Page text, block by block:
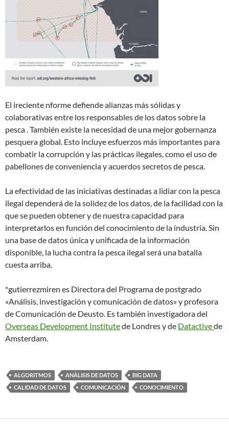
El ireciente nforme defiende alianzas más sólidas y
colaborativas entre los responsables de los datos sobre la
pesca . También existe la necesidad de una mejor gobernanza
pesquera global. Esto incluye esfuerzos más importantes para
combatir la corrupción y las prácticas ilegales, como el uso de
pabellones de conveniencia y acuerdos secretos de pesca.
La efectividad de las iniciativas destinadas a lidiar con la pesca
ilegal dependerá de la solidez de los datos, de la facilidad con la
que se pueden obtener y de nuestra capacidad para
interpretarlos en función del conocimiento de la industria. Sin
una base de datos única y unificada de la información
disponible, la lucha contra la pesca ilegal será una batalla
cuesta arriba.
*gutierrezmiren es Directora del Programa de postgrado
«Análisis, investigación y comunicación de datos» y profesora
de Comunicación de Deusto. Es también investigadora del
Overseas Development Institutede Londres y de Datactivede
Amsterdam.
ALGORITMOS ANÁLISIS DE DATOS
BIG DATA
CALIDAD DE DATOS
COMUNICACIÓN CONOCIMIENTO